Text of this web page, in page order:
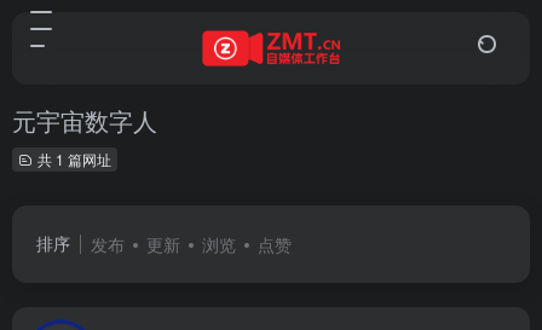
元宇宙数字人
共 1 篇网址
排序 发布 更新 浏览 点赞